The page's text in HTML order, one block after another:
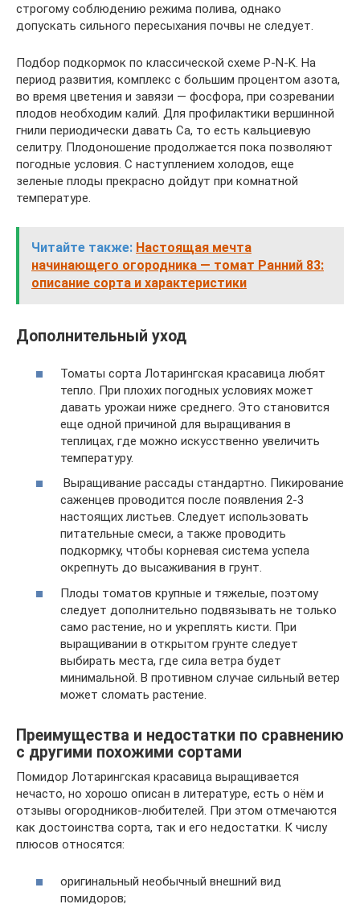
строгому соблюдению режима полива, однако
допускать сильного пересыхания почвы не следует.
Подбор подкормок по классической схеме Р-N-K. На
период развития, комплекс с большим процентом азота,
во время цветения и завязи — фосфора, при созревании
плодов необходим калий. Для профилактики вершинной
гнили периодически давать Са, то есть кальциевую
селитру. Плодоношение продолжается пока позволяют
погодные условия. С наступлением холодов, еще
зеленые плоды прекрасно дойдут при комнатной
температуре.
Читайте также: Настоящая мечта
начинающего огородника — томат Ранний 83:
описание сорта и характеристики
Дополнительный уход
Томаты сорта Лотарингская красавица любят
тепло. При плохих погодных условиях может
давать урожаи ниже среднего. Это становится
еще одной причиной для выращивания в
теплицах, где можно искусственно увеличить
температуру.
Выращивание рассады стандартно. Пикирование
саженцев проводится после появления 2-3
настоящих листьев. Следует использовать
питательные смеси, а также проводить
подкормку, чтобы корневая система успела
окрепнуть до высаживания в грунт.
Плоды томатов крупные и тяжелые, поэтому
следует дополнительно подвязывать не только
само растение, но и укреплять кисти. При
выращивании в открытом грунте следует
выбирать места, где сила ветра будет
минимальной. В противном случае сильный ветер
может сломать растение.
Преимущества и недостатки по сравнению
с другими похожими сортами
Помидор Лотарингская красавица выращивается
нечасто, но хорошо описан в литературе, есть о нём и
отзывы огородников-любителей. При этом отмечаются
как достоинства сорта, так и его недостатки. К числу
плюсов относятся:
оригинальный необычный внешний вид
помидоров;